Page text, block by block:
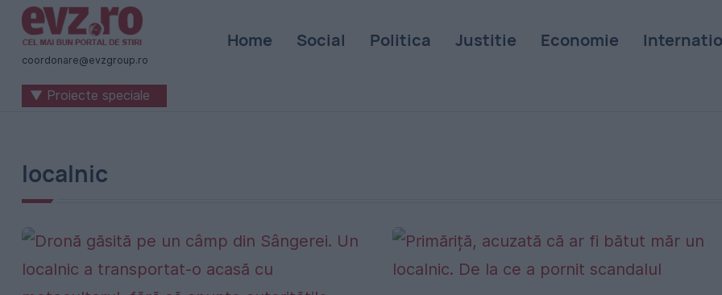
Știri
naționale
internaționale
România
-
Zilei
coordonare@evzgroup.ro
Home Social Politica Justitie Economie
▼ Proiecte speciale
localnic